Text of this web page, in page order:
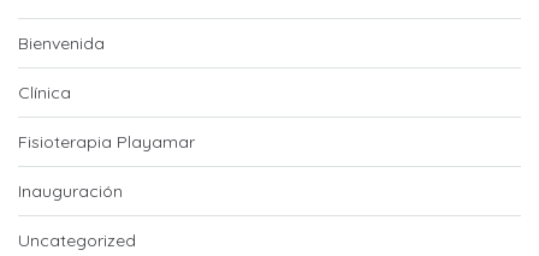
Bienvenida
Clínica
Fisioterapia Playamar
Inauguración
Uncategorized